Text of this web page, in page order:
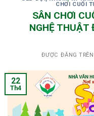
CHƠI CUỐI
SÂN CHƠI
NGHỆ THUẬT
ĐƯỢC ĐĂNG TRÊN
22
Th4